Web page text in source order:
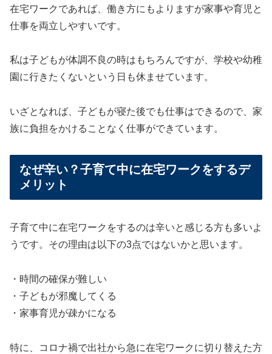
在宅ワークであれば、働き方にもよりますが家事や育児と
仕事を両立しやすいです。
私は子どもが体調不良の時はもちろんですが、学校や幼稚
園に行きたくないという日も休ませています。
いざとなれば、子どもが寝た後でも仕事はできるので、家
族に負担をかけることなく仕事ができています。
なぜ辛い？子育て中に在宅ワークをするデ
メリット
子育て中に在宅ワークをするのは辛いと感じる方も多いよ
うです。その理由は以下の3点ではないかと思います。
・時間の確保が難しい
・子どもが邪魔してくる
・家事育児が疎かになる
特に、コロナ禍で出社から急に在宅ワークに切り替えた方